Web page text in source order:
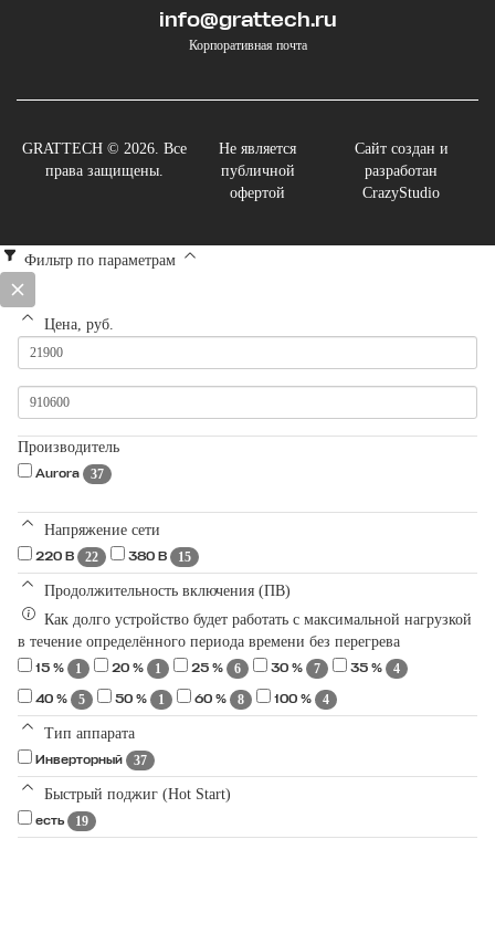
info@grattech.ru
Корпоративная почта
GRATTECH © 2026. Все
права защищены.
Не является
публичной
офертой
Сайт создан и
разработан
CrazyStudio
Фильтр по параметрам
Цена, руб.
Производитель
Aurora 37
Напряжение сети
220 В 22 380 В 15
Продолжительность включения (ПВ)
Как долго устройство будет работать с максимальной нагрузкой
в течение определённого периода времени без перегрева
15 % 1 20 % 1 25 % 6 30 % 7 35 % 4
40 % 5 50 % 1 60 % 8 100 % 4
Тип аппарата
Инверторный 37
Быстрый поджиг (Hot Start)
есть 19